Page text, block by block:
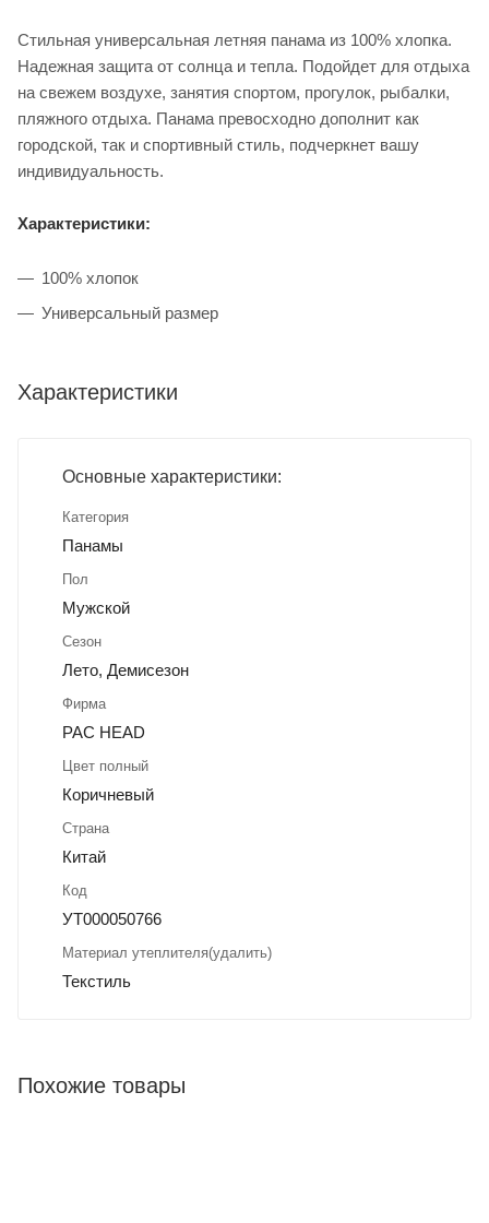
Стильная универсальная летняя панама из 100% хлопка.
Надежная защита от солнца и тепла. Подойдет для отдыха
на свежем воздухе, занятия спортом, прогулок, рыбалки,
пляжного отдыха. Панама превосходно дополнит как
городской, так и спортивный стиль, подчеркнет вашу
индивидуальность.
Характеристики:
100% хлопок
Универсальный размер
Характеристики
Основные характеристики:
Категория
Панамы
Пол
Мужской
Сезон
Лето, Демисезон
Фирма
PAC HEAD
Цвет полный
Коричневый
Страна
Китай
Код
УТ000050766
Материал утеплителя(удалить)
Текстиль
Похожие товары